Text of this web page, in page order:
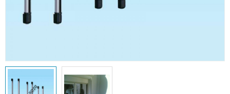
PDKS Sistemleri
Aksesuarlar